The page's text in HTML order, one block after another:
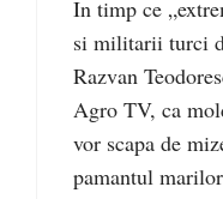
In timp ce
si militarii turci
Razvan
Agro TV, ca
vor scapa de
pamantul